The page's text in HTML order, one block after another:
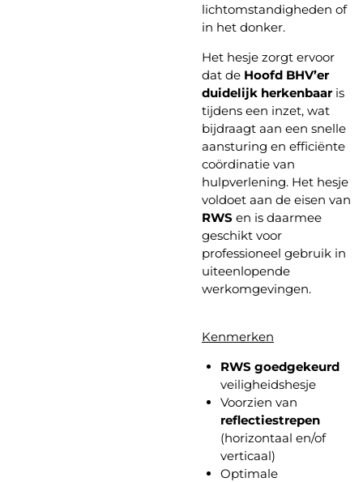
lichtomstandigheden of
in het donker.
Het hesje zorgt ervoor
dat de Hoofd BHV’er
duidelijk herkenbaaris
tijdens een inzet, wat
bijdraagt aan een snelle
aansturing en efficiënte
coördinatie van
hulpverlening. Het hesje
voldoet aan de eisen van
RWS en is daarmee
geschikt voor
professioneel gebruik in
uiteenlopende
werkomgevingen.
Kenmerken
RWS goedgekeurd
veiligheidshesje
Voorzien van
reflectiestrepen
(horizontaal en/of
verticaal)
Optimale